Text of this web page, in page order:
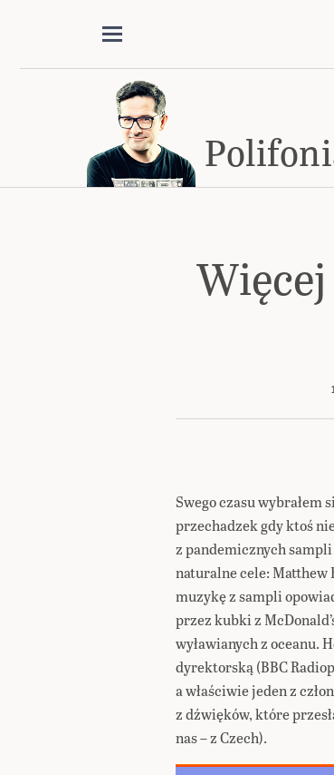
Swego czasu wybrałem
przechadzek gdy ktoś
z pandemicznych
naturalne cele:
muzykę z sampli
przez kubki z
wyławianych z oceanu.
dyrektorską (BBC
a właściwie jeden z
z dźwięków, które
nas – z Czech).